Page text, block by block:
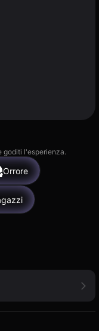
goditi l'esperienza.
Orrore